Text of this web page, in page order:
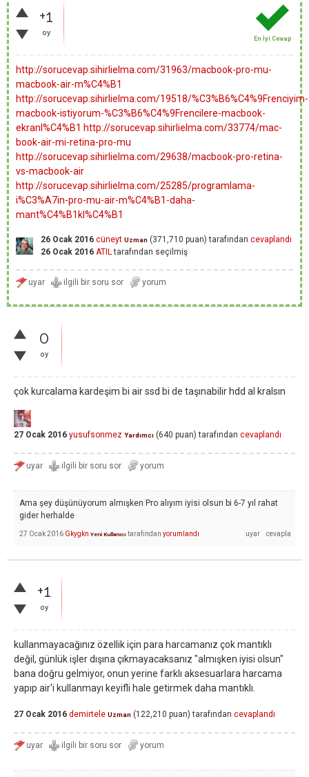
+1
oy
En İyi Cevap
http://sorucevap.sihirlielma.com/31963/macbook-pro-mu-
macbook-air-m%C4%B1
http://sorucevap.sihirlielma.com/19518/%C3%B6%C4%9Frenciyim-
macbook-istiyorum-%C3%B6%C4%9Frencilere-macbook-
ekranl%C4%B1 http://sorucevap.sihirlielma.com/33774/mac-
book-air-mi-retina-pro-mu
http://sorucevap.sihirlielma.com/29638/macbook-pro-retina-
vs-macbook-air
http://sorucevap.sihirlielma.com/25285/programlama-
i%C3%A7in-pro-mu-air-m%C4%B1-daha-
mant%C4%B1kl%C4%B1
26 Ocak 2016 cüneyt Uzman (371,710 puan) tarafından cevaplandı
26 Ocak 2016 ATILtarafından seçilmiş
0
oy
çok kurcalama kardeşim bi air ssd bi de taşınabilir hdd al kralsın
27 Ocak 2016 yusufsonmez Yardımcı (640 puan) tarafından cevaplandı
Ama şey düşünüyorum almışken Pro alıyım iyisi olsun bi 6-7 yıl rahat
gider herhalde
27 Ocak 2016 Gkygkn Yeni Kullanıcı tarafından yorumlandı
+1
oy
kullanmayacağınız özellik için para harcamanız çok mantıklı
değil, günlük işler dışına çıkmayacaksanız "almışken iyisi olsun"
bana doğru gelmiyor, onun yerine farklı aksesuarlara harcama
yapıp air'i kullanmayı keyifli hale getirmek daha mantıklı.
27 Ocak 2016 demirtele Uzman (122,210 puan) tarafından cevaplandı